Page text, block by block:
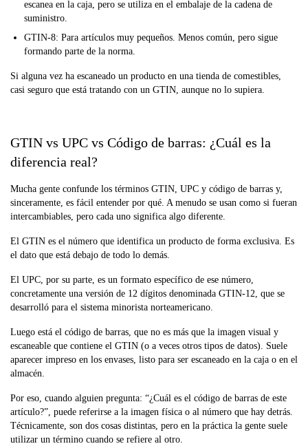
escanea en la caja, pero se utiliza en el embalaje de la cadena de
suministro.
GTIN-8: Para artículos muy pequeños. Menos común, pero sigue
formando parte de la norma.
Si alguna vez ha escaneado un producto en una tienda de comestibles,
casi seguro que está tratando con un GTIN, aunque no lo supiera.
GTIN vs UPC vs Código de barras: ¿Cuál es la
diferencia real?
Mucha gente confunde los términos GTIN, UPC y código de barras y,
sinceramente, es fácil entender por qué. A menudo se usan como si fueran
intercambiables, pero cada uno significa algo diferente.
El GTIN es el número que identifica un producto de forma exclusiva. Es
el dato que está debajo de todo lo demás.
El UPC, por su parte, es un formato específico de ese número,
concretamente una versión de 12 dígitos denominada GTIN-12, que se
desarrolló para el sistema minorista norteamericano.
Luego está el código de barras, que no es más que la imagen visual y
escaneable que contiene el GTIN (o a veces otros tipos de datos). Suele
aparecer impreso en los envases, listo para ser escaneado en la caja o en el
almacén.
Por eso, cuando alguien pregunta: “¿Cuál es el código de barras de este
artículo?”, puede referirse a la imagen física o al número que hay detrás.
Técnicamente, son dos cosas distintas, pero en la práctica la gente suele
utilizar un término cuando se refiere al otro.